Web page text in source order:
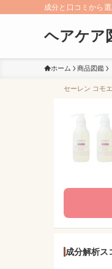
成分と口コミから
ヘアケア
ホーム 商品図鑑
セーレン コモ
成分解析ス